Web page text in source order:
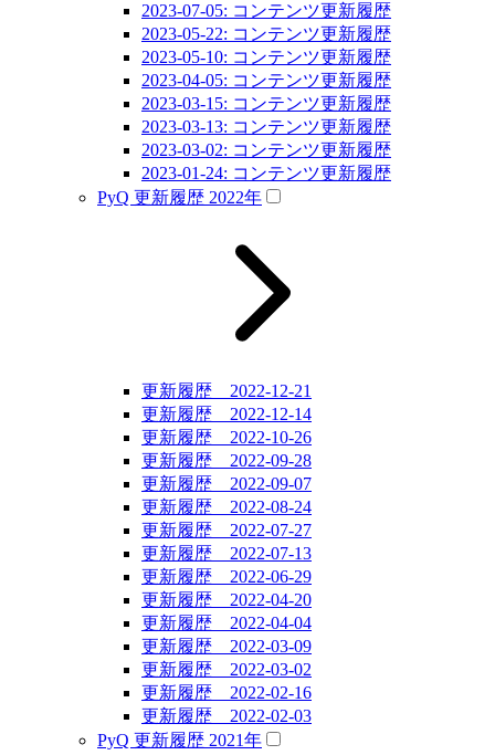
2023-07-05: コンテンツ更新履歴
2023-05-22: コンテンツ更新履歴
2023-05-10: コンテンツ更新履歴
2023-04-05: コンテンツ更新履歴
2023-03-15: コンテンツ更新履歴
2023-03-13: コンテンツ更新履歴
2023-03-02: コンテンツ更新履歴
2023-01-24: コンテンツ更新履歴
PyQ 更新履歴 2022年
更新履歴 2022-12-21
更新履歴 2022-12-14
更新履歴 2022-10-26
更新履歴 2022-09-28
更新履歴 2022-09-07
更新履歴 2022-08-24
更新履歴 2022-07-27
更新履歴 2022-07-13
更新履歴 2022-06-29
更新履歴 2022-04-20
更新履歴 2022-04-04
更新履歴 2022-03-09
更新履歴 2022-03-02
更新履歴 2022-02-16
更新履歴 2022-02-03
PyQ 更新履歴 2021年